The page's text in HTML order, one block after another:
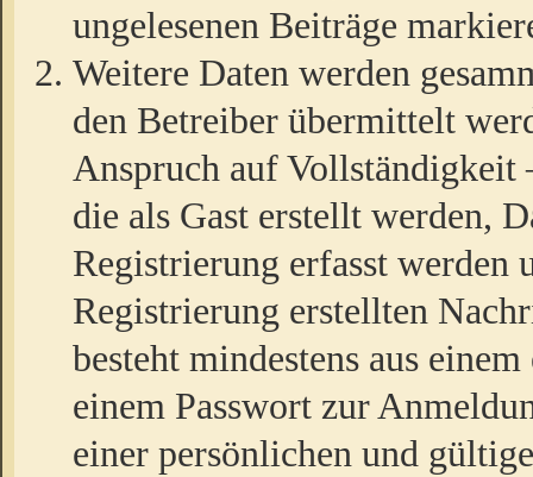
ungelesenen Beiträge
Weitere Daten werden
den Betreiber übermittelt
Anspruch auf
die als Gast erstellt werden,
Registrierung erfasst werden
Registrierung erstellten
besteht mindestens aus
einem Passwort zur
einer persönlichen und